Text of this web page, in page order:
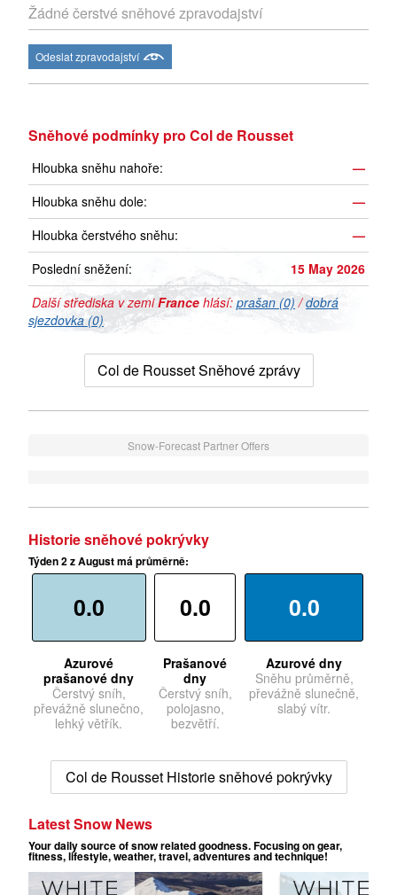
Žádné čerstvé sněhové zpravodajství
Odeslat zpravodajství
Sněhové podmínky pro Col de Rousset
Hloubka sněhu nahoře:
—
Hloubka sněhu dole:
—
Hloubka čerstvého sněhu:
—
Poslední sněžení:
15 May 2026
Další střediska v zemiFrance hlásí: prašan (0) /dobrá
sjezdovka (0)
Col de Rousset Sněhové zprávy
Snow-Forecast Partner Offers
Historie sněhové pokrývky
Týden 2 z August má průměrně:
0.0
Azurové
prašanové dny
Čerstvý sníh,
převážně slunečno,
lehký větřík.
0.0
Prašanové
dny
Čerstvý sníh,
polojasno,
bezvětří.
0.0
Azurové dny
Sněhu průměrně,
převážně slunečně,
slabý vítr.
Col de Rousset Historie sněhové pokrývky